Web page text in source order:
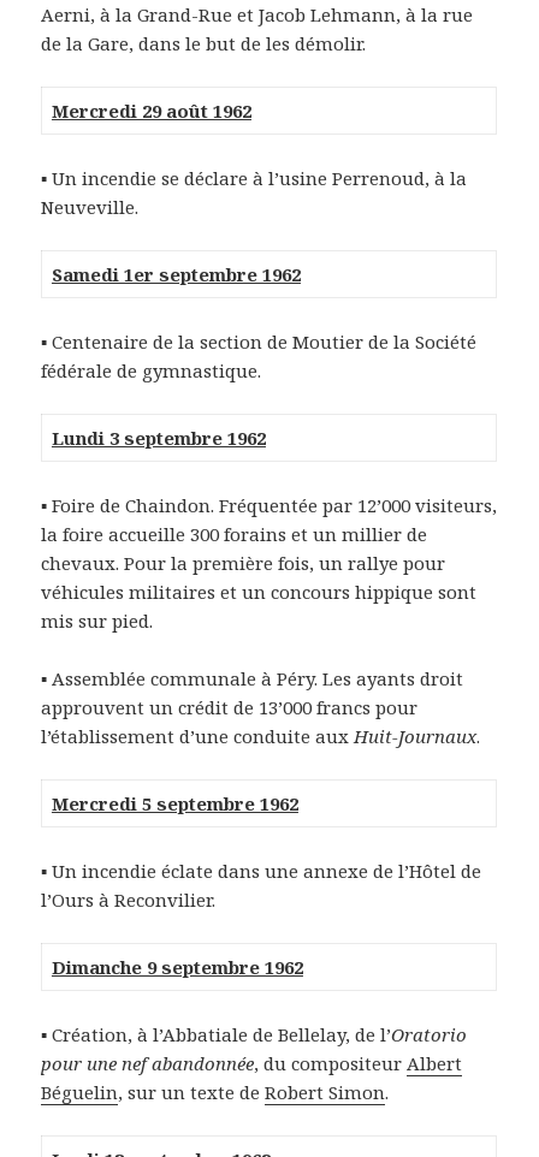
Aerni, à la Grand-Rue et Jacob Lehmann, à la rue
de la Gare, dans le but de les démolir.
Mercredi 29 août 1962
▪Un incendie se déclare à l’usine Perrenoud, à la
Neuveville.
Samedi 1er septembre 1962
▪ Centenaire de la section de Moutier de la Société
fédérale de gymnastique.
Lundi 3 septembre 1962
▪ Foire de Chaindon. Fréquentée par 12’000 visiteurs,
la foire accueille 300 forains et un millier de
chevaux. Pour la première fois, un rallye pour
véhicules militaires et un concours hippique sont
mis sur pied.
▪ Assemblée communale à Péry. Les ayants droit
approuvent un crédit de 13’000 francs pour
l’établissement d’une conduite auxHuit-Journaux.
Mercredi 5 septembre 1962
▪ Un incendie éclate dans une annexe de l’Hôtel de
l’Ours à Reconvilier.
Dimanche 9 septembre 1962
▪ Création, à l’Abbatiale de Bellelay, de l’Oratorio
pour une nef abandonnée, du compositeurAlbert
Béguelin, sur un texte deRobert Simon.